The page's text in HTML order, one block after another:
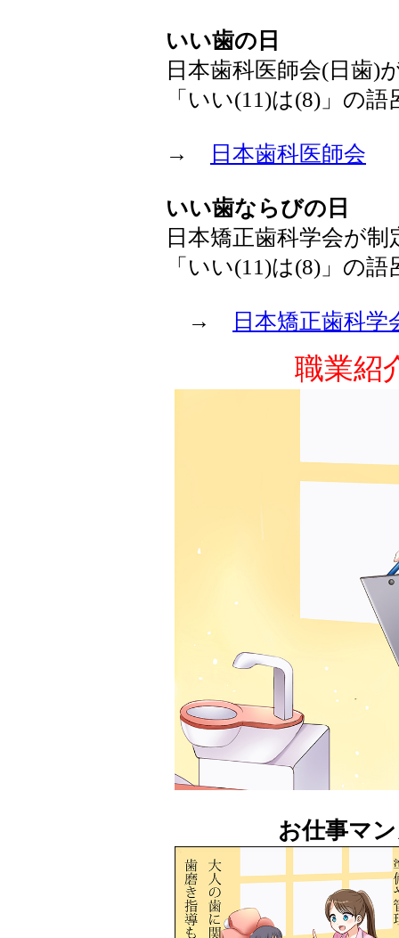
いい歯の日
日本歯科医師会(日歯)
「いい(11)は(8)」の語
→ 日本歯科医師会
いい歯ならびの日
日本矯正歯科学会が制
「いい(11)は(8)」の語
→ 日本矯正歯科学
職業紹
お仕事マ